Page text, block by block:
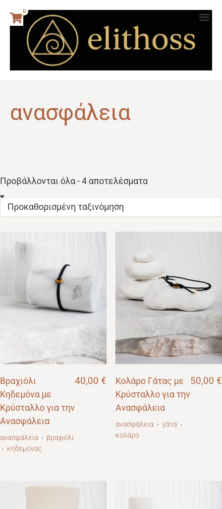
0
ανασφάλεια
Προβάλλονται όλα - 4 αποτελέσματα
Βραχιόλι
Κηδεμόνα με
Κρύσταλλο για την
Ανασφάλεια
40,00 €
ανασφάλεια ・ βραχιόλι
・ κηδεμόνας
Κολάρο Γάτας με
Κρύσταλλο για την
Ανασφάλεια
50,00 €
ανασφάλεια ・ γάτα ・
κολάρο